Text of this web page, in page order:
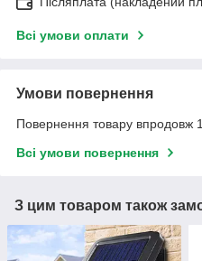
Всі умови оплати
Умови повернення
Повернення товару впродовж
Всі умови повернення
З цим товаром також